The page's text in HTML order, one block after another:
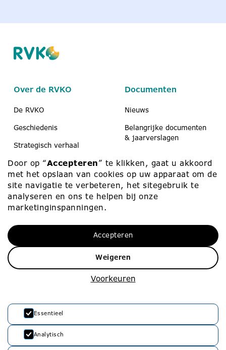
Over de RVKO
De RVKO
Geschiedenis
Strategisch verhaal
Scholen & peuteropvang
Contact
Documenten
Nieuws
Belangrijke documenten
& jaarverslagen
Medezeggenschap
010 – 453 75 00
info@rvko.nl
Adresgegevens
3033 HJ Rotterdam
Door op “Accepteren” te klikken, gaat u akkoord
met het opslaan van cookies op uw apparaat om de
site navigatie te verbeteren, het sitegebruik te
analyseren en ons te helpen bij onze
marketinginspanningen.
Voorkeuren
Weigeren
Accepteren
Essentieel
Analytisch